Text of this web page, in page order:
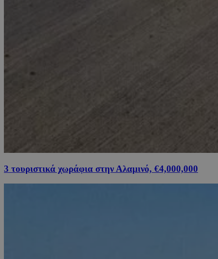
3 τουριστικά χωράφια στην Αλαμινό, €4,000,000